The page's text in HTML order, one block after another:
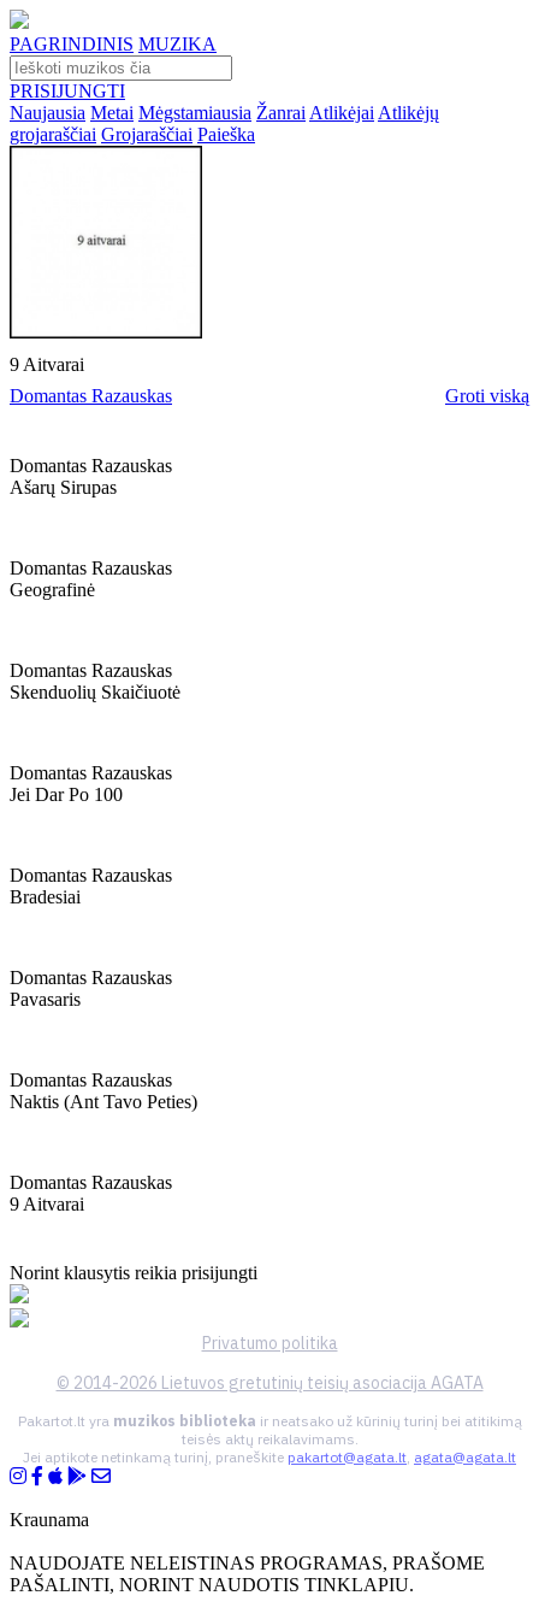
PAGRINDINIS MUZIKA
PRISIJUNGTI
Naujausia Metai Mėgstamiausia Žanrai Atlikėjai Atlikėjų
grojaraščiai Grojaraščiai Paieška
9 Aitvarai
Domantas Razauskas
Groti viską
Domantas Razauskas
Ašarų Sirupas
Domantas Razauskas
Geografinė
Domantas Razauskas
Skenduolių Skaičiuotė
Domantas Razauskas
Jei Dar Po 100
Domantas Razauskas
Bradesiai
Domantas Razauskas
Pavasaris
Domantas Razauskas
Naktis (ant Tavo Peties)
Domantas Razauskas
9 Aitvarai
Norint klausytis reikia prisijungti
Privatumo politika
© 2014-2026 Lietuvos gretutinių teisių asociacija AGATA
Pakartot.lt yra muzikos biblioteka ir neatsako už kūrinių turinį bei atitikimą
teisės aktų reikalavimams.
Jei aptikote netinkamą turinį, praneškite pakartot@agata.lt, agata@agata.lt
Kraunama
NAUDOJATE NELEISTINAS PROGRAMAS, PRAŠOME
PAŠALINTI, NORINT NAUDOTIS TINKLAPIU.